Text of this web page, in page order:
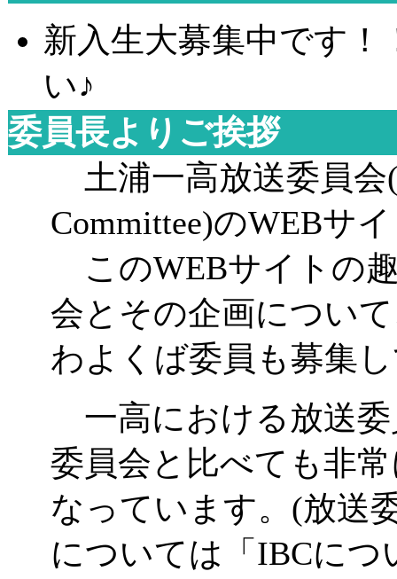
新入生大募集中です
い♪
委員長よりご挨拶
土浦一高放送委員会
Committee)のWEBサ
このWEBサイトの
会とその企画につい
わよくば委員も募集
一高における放送委
委員会と比べても非
なっています。 (放送
については「 IBCにつ